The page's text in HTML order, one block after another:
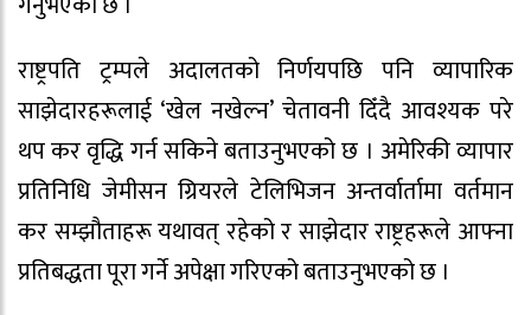
राष्ट्रपति ट्रम्पले अदालतको निर्णयपछि पनि व्यापारिक
साझेदारहरूलाई ‘खेल नखेल्न’ चेतावनी दिँदै आवश्यक परे
थप कर वृद्धि गर्न सकिने बताउनुभएको छ । अमेरिकी व्यापार
प्रतिनिधि जेमीसन ग्रियरले टेलिभिजन अन्तर्वार्तामा वर्तमान
कर सम्झौताहरू यथावत् रहेको र साझेदार राष्ट्रहरूले आफ्ना
प्रतिबद्धता पूरा गर्ने अपेक्षा गरिएको बताउनुभएको छ ।